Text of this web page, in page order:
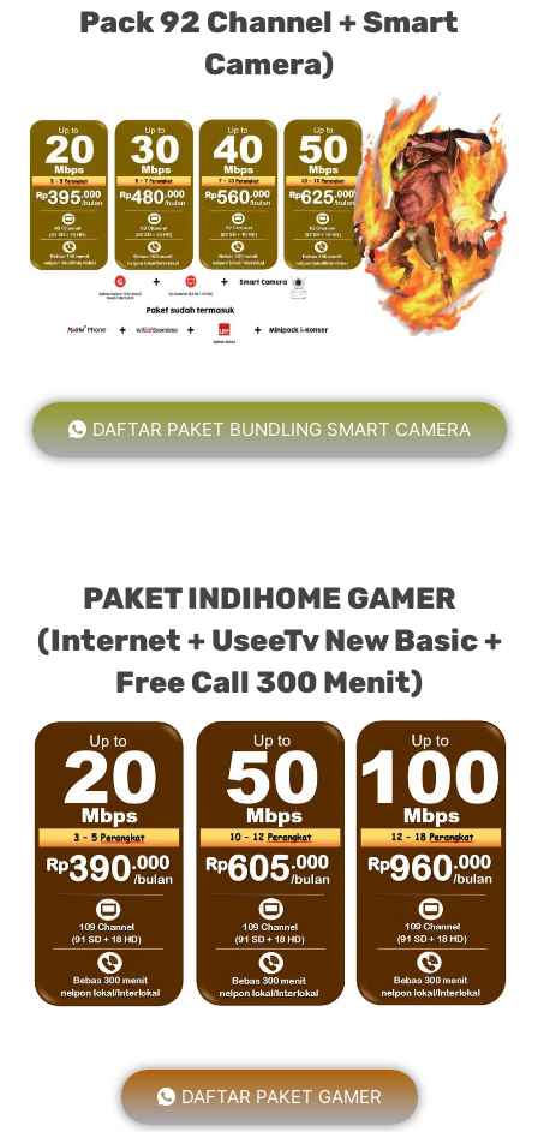
Pack 92 Channel + Smart
Camera)
DAFTAR PAKET BUNDLING SMART CAMERA
PAKET INDIHOME GAMER
(Internet + UseeTv New Basic +
Free Call 300 Menit)
DAFTAR PAKET GAMER